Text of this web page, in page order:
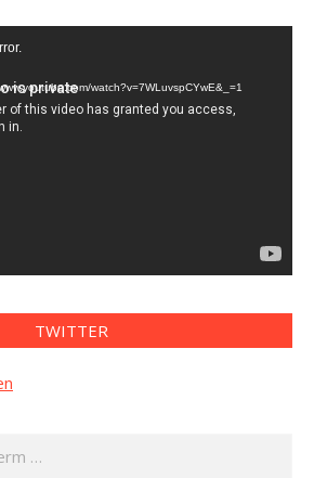
watch?v=7WLuvspCYwE&_=1
TWITTER